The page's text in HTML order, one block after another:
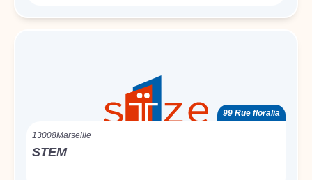
99 Rue floralia
13008Marseille
STEM